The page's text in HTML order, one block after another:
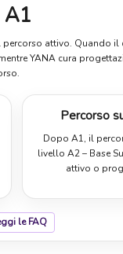
A1
attivo. Quando
YANA cura
Percorso
Dopo A1, il
livello A2 – Base
attivo o
le FAQ